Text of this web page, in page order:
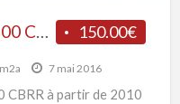
150.00€
Pompe Essence Honda 600 CBR R
7 mai 2016
CBRR à partir de 2010